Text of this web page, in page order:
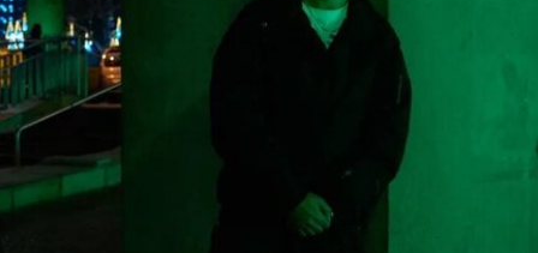
究和诠释美国历史、艺术、科学与文化的博物馆专
业人士。将博物馆如何呈现历史、艺术、科学、文
化及自然世界的方式政治化，并对从事这项工作的
博物馆专业人员进行人身攻击，正在威胁全国博物
馆的完整性与独立性。”
在2025年3月签署的一项行政命令中，特朗普批评
史密森尼学会宣扬“将美国和西方价值观描绘成有害